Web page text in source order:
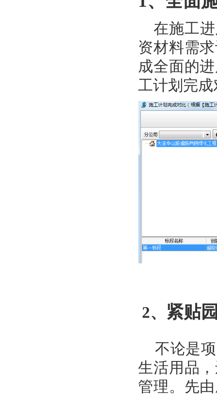
在施工
资材料需
成全面的
工计划完
2、 紧贴
不论是
生活用品
管理。先